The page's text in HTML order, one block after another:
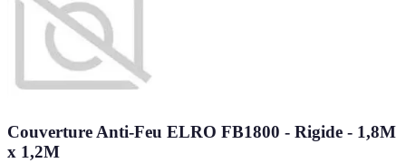
Couverture Anti-Feu ELRO FB1800 - Rigide - 1,8M
x 1,2M